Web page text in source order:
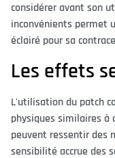
considérer avant son
inconvénients permet
éclairé pour sa
Les effets
L'utilisation du patch
physiques similaires à
peuvent ressentir des
sensibilité accrue des